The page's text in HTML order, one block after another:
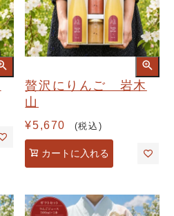
贅沢にりんご 岩木
山
¥5,670 税込
カートに入れる